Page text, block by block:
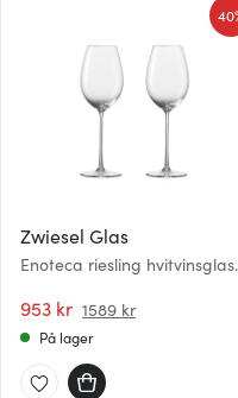
dessuten informasjon
vårt, med partnerne
annonsering og
med annen informasjon
eller som de har samlet
tjenestene deres.
Zwiesel Glas
Enoteca riesling
953 kr 1589 kr
På lager